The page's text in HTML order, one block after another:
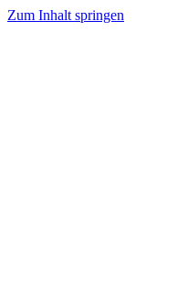
Zum Inhalt springen